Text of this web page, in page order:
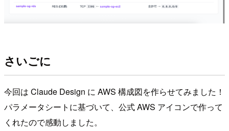
さいごに
今回は Claude Design に AWS 構成図を作らせてみました！
パラメータシートに基づいて、公式 AWS アイコンで作って
くれたので感動しました。